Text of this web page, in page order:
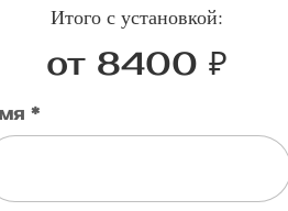
Итого с установкой:
от 8400 ₽
*